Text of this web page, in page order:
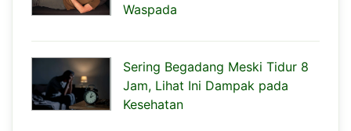
Waspada
Sering Begadang Meski Tidur 8
Jam, Lihat Ini Dampak pada
Kesehatan